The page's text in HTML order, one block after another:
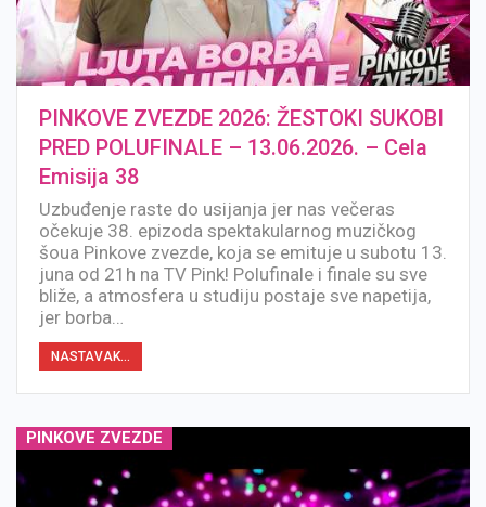
PINKOVE ZVEZDE 2026: ŽESTOKI SUKOBI
PRED POLUFINALE – 13.06.2026. – Cela
Emisija 38
Uzbuđenje raste do usijanja jer nas večeras
očekuje 38. epizoda spektakularnog muzičkog
šoua Pinkove zvezde, koja se emituje u subotu 13.
juna od 21h na TV Pink! Polufinale i finale su sve
bliže, a atmosfera u studiju postaje sve napetija,
jer borba…
NASTAVAK...
PINKOVE ZVEZDE